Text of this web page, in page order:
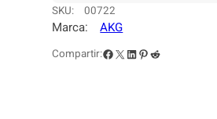
A
D
R
SKU: 00722
Marca: AKG
Compartir:Facebook X LinkedIn Pinterest Reddit